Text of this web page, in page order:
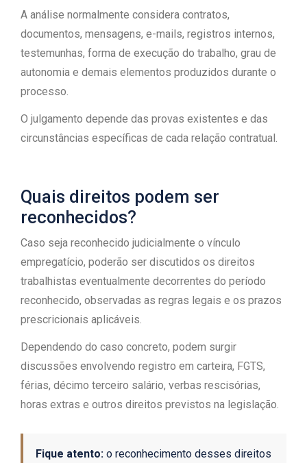
A análise normalmente considera contratos,
documentos, mensagens, e-mails, registros internos,
testemunhas, forma de execução do trabalho, grau de
autonomia e demais elementos produzidos durante o
processo.
O julgamento depende das provas existentes e das
circunstâncias específicas de cada relação contratual.
Quais direitos podem ser
reconhecidos?
Caso seja reconhecido judicialmente o vínculo
empregatício, poderão ser discutidos os direitos
trabalhistas eventualmente decorrentes do período
reconhecido, observadas as regras legais e os prazos
prescricionais aplicáveis.
Dependendo do caso concreto, podem surgir
discussões envolvendo registro em carteira, FGTS,
férias, décimo terceiro salário, verbas rescisórias,
horas extras e outros direitos previstos na legislação.
Fique atento: o reconhecimento desses direitos